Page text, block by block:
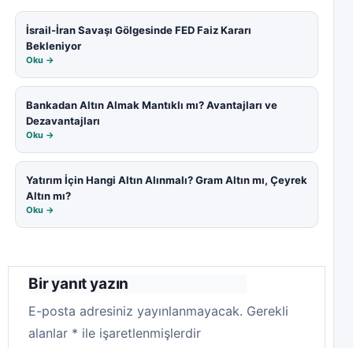
İsrail-İran Savaşı Gölgesinde FED Faiz Kararı
Bekleniyor
Oku →
Bankadan Altın Almak Mantıklı mı? Avantajları ve
Dezavantajları
Oku →
Yatırım İçin Hangi Altın Alınmalı? Gram Altın mı, Çeyrek
Altın mı?
Oku →
Bir yanıt yazın
E-posta adresiniz yayınlanmayacak. Gerekli
alanlar * ile işaretlenmişlerdir